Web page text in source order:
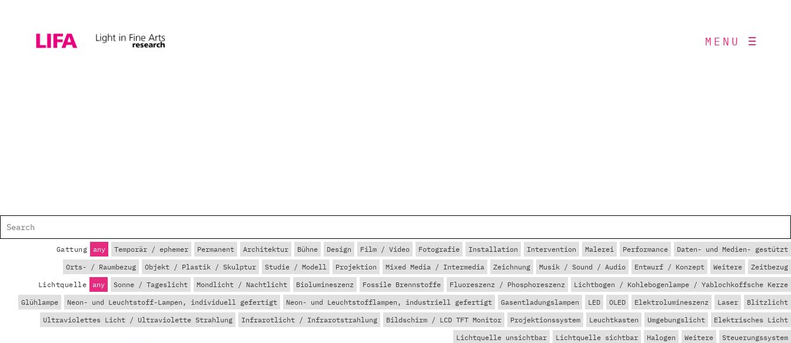
MENU
Gattung any Temporär / ephemer Permanent Architektur Bühne Design Film / Video Fotografie Installation Intervention Malerei Performance
Daten- und Medien- gestützt
Orts- / Raumbezug
Objekt / Plastik / Skulptur Studie / Modell Projektion Mixed Media / Intermedia Zeichnung Musik / Sound / Audio Entwurf / Konzept Weitere
Zeitbezug
Lichtquelle
any Sonne / Tageslicht Mondlicht / Nachtlicht Biolumineszenz Fossile Brennstoffe Fluoreszenz / Phosphoreszenz
Lichtbogen / Kohlebogenlampe / Yablochkoffsche Kerze
Glühlampe
Neon- und Leuchtstoff-Lampen, individuell gefertigt Neon- und Leuchtstofflampen, industriell gefertigt Gasentladungslampen LED OLED Elektrolumineszenz Laser
Blitzlicht
Ultraviolettes Licht / Ultraviolette Strahlung
Infrarotlicht / Infrarotstrahlung Bildschirm / LCD TFT Monitor Projektionssystem Leuchtkasten Umgebungslicht
Elektrisches Licht
Lichtquelle unsichtbar
Lichtquelle sichtbar Halogen Weitere
Steuerungssystem